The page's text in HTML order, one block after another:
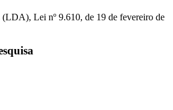
Lei nº 9.610, de 19 de fevereiro de